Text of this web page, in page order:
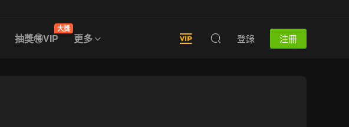
抽獎🉐VIP
大獎
更多 登錄 注冊